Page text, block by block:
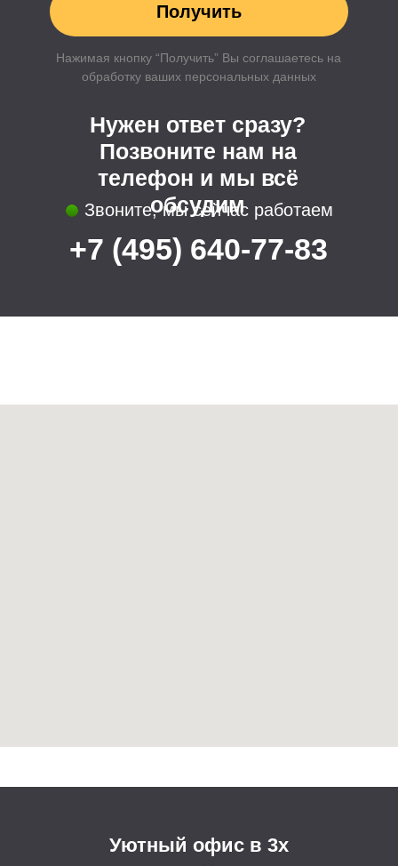
Соблюдаем сроки
Поэтапная оплата
Полное описание работы
Смета без скрытых платежей
Преимущества
Мы в социальных сетях: